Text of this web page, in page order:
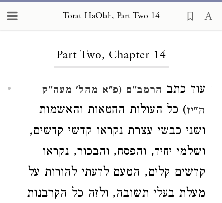
Torat HaOlah, Part Two 14
Part Two, Chapter 14
1 עוד כתב הרמב"ם (פ"א מהל' מעה"ק
ה"יז) כל העולות החטאות והאשמות
ושני כבשי עצרת נקראו קדשי קדשים,
ושלמי יחיד, והפסח, והבכור, נקראו
קדשים קלים, הטעם לדעתי להורות על
מעלת בעלי תשובה, ולזה כל הקרבנות